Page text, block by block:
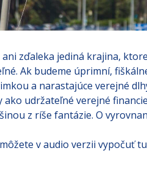
zďaleka jediná krajina,
Ak budeme úprimní,
a narastajúce verejné
ako udržateľné verejné